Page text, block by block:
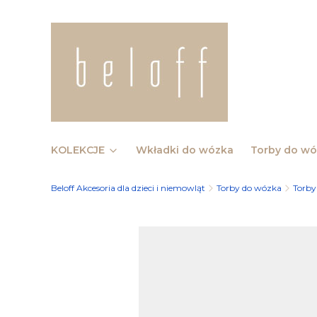
KOLEKCJE Wkładki do wózka Torby do
Beloff Akcesoria dla dzieci i niemowląt Torby do wózka